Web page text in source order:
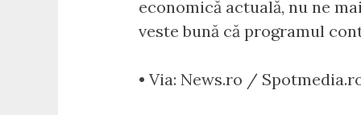
economică actuală, nu ne
veste bună că programul
• Via: News.ro /